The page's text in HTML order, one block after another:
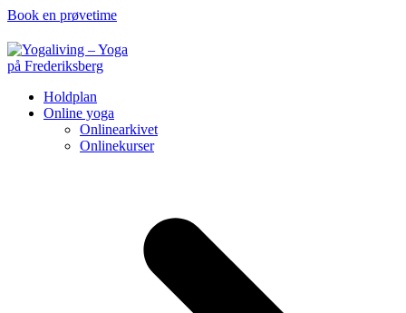
Book en prøvetime
Holdplan
Online yoga
Onlinearkivet
Onlinekurser